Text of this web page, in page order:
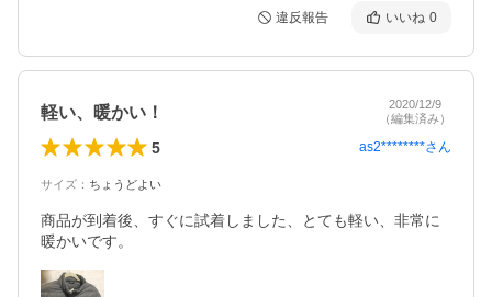
違反報告 いいね 0
軽い、暖かい！
2020/12/9
（編集済み）
5 as2********さん
サイズ ： ちょうどよい
商品が到着後、すぐに試着しました、とても軽い、非常に
暖かいです。